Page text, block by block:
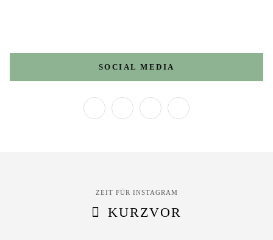
SOCIAL MEDIA
ZEIT FÜR INSTAGRAM
KURZVOR